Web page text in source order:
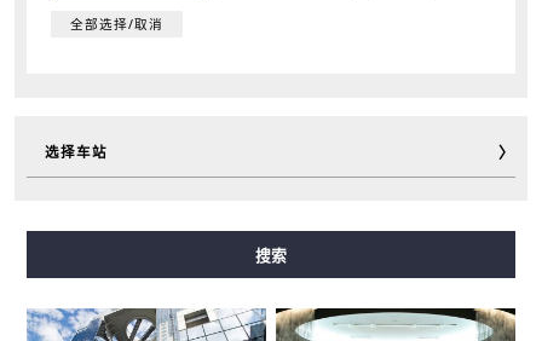
全部选择/取消
选择车站
搜索